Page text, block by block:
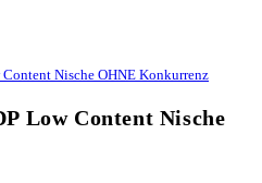
Nische OHNE Konkurrenz
Low Content Nische